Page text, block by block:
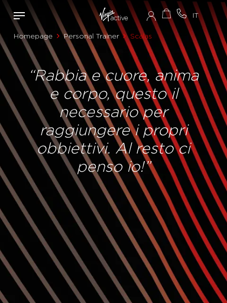
Homepage Personal Trainer Scalas
“Rabbia e cuore, anima
e corpo, questo il
necessario per
raggiungere i propri
obbiettivi. Al resto ci
penso io!”